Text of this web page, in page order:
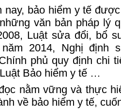
nay, bảo hiểm y tế
văn bản pháp lý
Luật sửa đổi, bổ
2014, Nghị định
phủ quy định chi
Bảo hiểm y tế …
nằm vững và thực
về bảo hiểm y tế,